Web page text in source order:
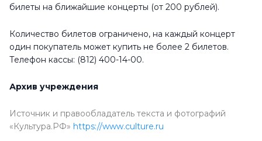
билеты на ближайшие концерты (от 200 рублей).
Количество билетов ограничено, на каждый концерт
один покупатель может купить не более 2 билетов.
Телефон кассы: (812) 400-14-00.
Архив учреждения
Источник и правообладатель текста и фотографий
«Культура.РФ» https://www.culture.ru